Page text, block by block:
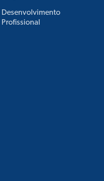
Desenvolvimento
Profissional